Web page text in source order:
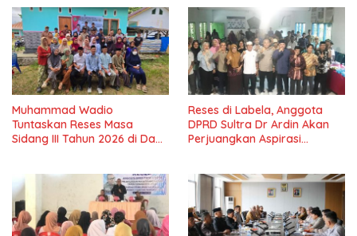
Muhammad Wadio
Tuntaskan Reses Masa
Sidang III Tahun 2026 di Dapil
Reses di Labela, Anggota
DPRD Sultra Dr Ardin Akan
Perjuangkan Aspirasi